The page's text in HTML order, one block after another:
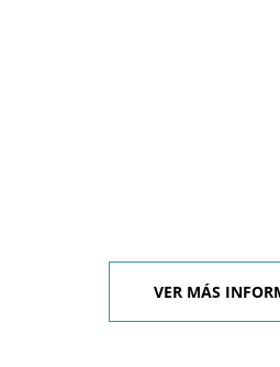
VER MÁS